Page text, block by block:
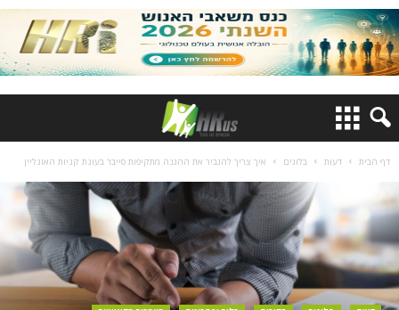
דף הבית דעות בלוגים איך צריך להגביר את ההגנה מתקיפות סייבר בעונת קניות האונליין